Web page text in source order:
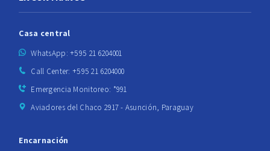
Casa central
WhatsApp: +595 21 6204001
Call Center: +595 21 6204000
Emergencia Monitoreo: *991
Aviadores del Chaco 2917 - Asunción, Paraguay
Encarnación